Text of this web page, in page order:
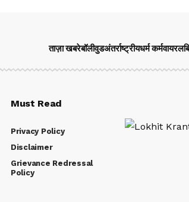
ताज़ा खबरेबॉलीवुडअंतर्राष्ट्रीयधर्म कर्मवायरल
Must Read
Privacy Policy
Disclaimer
Grievance Redressal
Policy